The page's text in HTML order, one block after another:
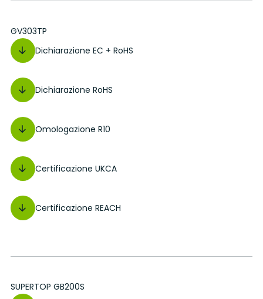
GV303TP
Dichiarazione EC + RoHS
Dichiarazione RoHS
Omologazione R10
Certificazione UKCA
Certificazione REACH
SUPERTOP GB200S